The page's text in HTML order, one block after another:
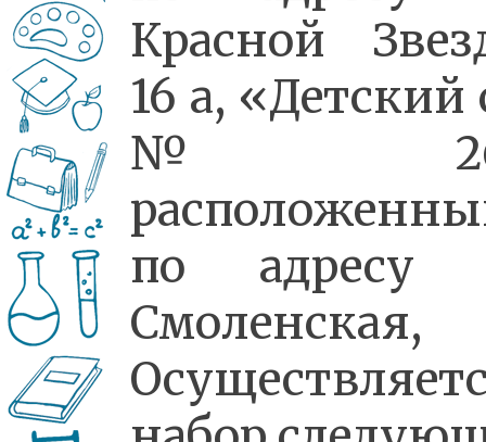
Красной
16 а, «Детский
№
по адресу
Смоленская,